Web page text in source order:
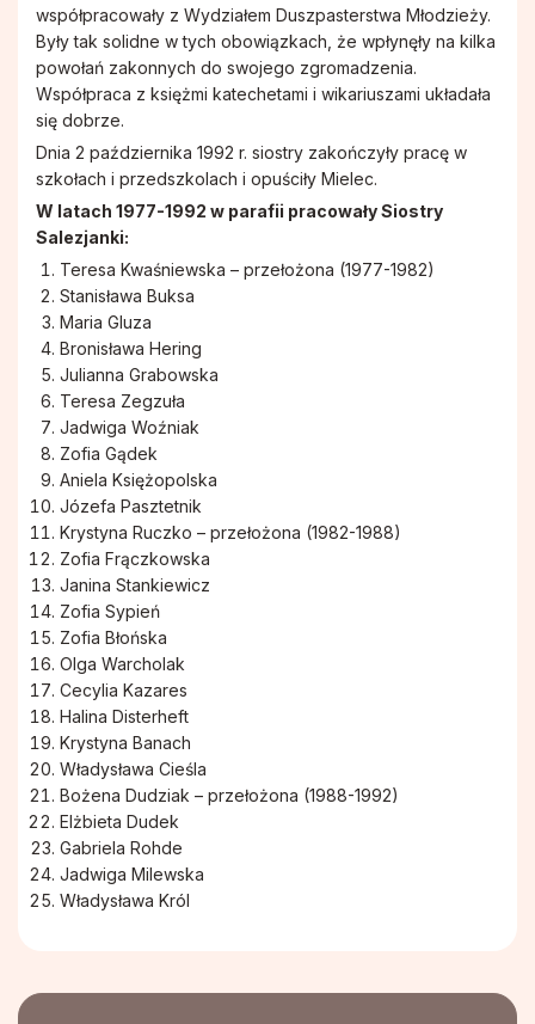
współpracowały z Wydziałem Duszpasterstwa Młodzieży.
Były tak solidne w tych obowiązkach, że wpłynęły na kilka
powołań zakonnych do swojego zgromadzenia.
Współpraca z księżmi katechetami i wikariuszami układała
się dobrze.
Dnia 2 października 1992 r. siostry zakończyły pracę w
szkołach i przedszkolach i opuściły Mielec.
W latach 1977-1992 w parafii pracowały Siostry
Salezjanki:
Teresa Kwaśniewska – przełożona (1977-1982)
Stanisława Buksa
Maria Gluza
Bronisława Hering
Julianna Grabowska
Teresa Zegzuła
Jadwiga Woźniak
Zofia Gądek
Aniela Księżopolska
Józefa Pasztetnik
Krystyna Ruczko – przełożona (1982-1988)
Zofia Frączkowska
Janina Stankiewicz
Zofia Sypień
Zofia Błońska
Olga Warcholak
Cecylia Kazares
Halina Disterheft
Krystyna Banach
Władysława Cieśla
Bożena Dudziak – przełożona (1988-1992)
Elżbieta Dudek
Gabriela Rohde
Jadwiga Milewska
Władysława Król